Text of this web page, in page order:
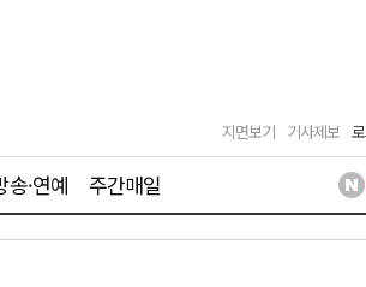
지면보기 기사제보
송·연예 주간매일